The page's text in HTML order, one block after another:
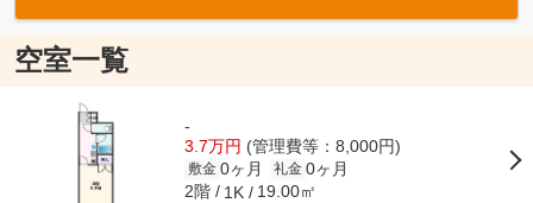
空室一覧
-
3.7万円 (管理費等：8,000円)
敷金 0ヶ月 礼金 0ヶ月
2階 1K 19.00㎡